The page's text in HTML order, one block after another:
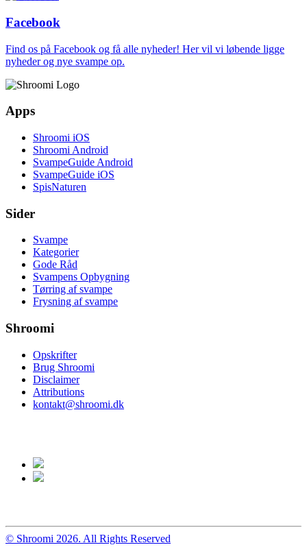
Facebook
Find os på Facebook og få alle nyheder! Her vil vi løbende ligge
nyheder og nye svampe op.
Apps
Shroomi iOS
Shroomi Android
SvampeGuide Android
SvampeGuide iOS
SpisNaturen
Sider
Svampe
Kategorier
Gode Råd
Svampens Opbygning
Tørring af svampe
Frysning af svampe
Shroomi
Opskrifter
Brug Shroomi
Disclaimer
Attributions
kontakt@shroomi.dk
© Shroomi 2026. All Rights Reserved